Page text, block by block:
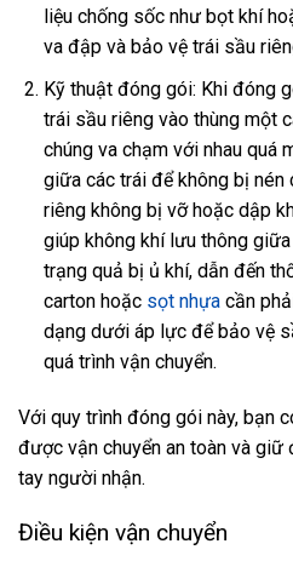
liệu chống sốc như bọt khí
va đập và bảo vệ trái sầu
Kỹ thuật đóng gói: Khi đóng
trái sầu riêng vào thùng một
chúng va chạm với nhau quá
giữa các trái để không bị nén
riêng không bị vỡ hoặc dập
giúp không khí lưu thông
trạng quả bị ủ khí, dẫn đến
carton hoặc sọt nhựacần
dạng dưới áp lực để bảo vệ
quá trình vận chuyển.
Với quy trình đóng gói này, bạn
được vận chuyển an toàn và
tay người nhận.
Điều kiện vận chuyển